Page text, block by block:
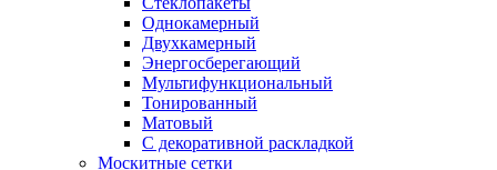
Однокамерный
Двухкамерный
Энергосберегающий
Мультифункциональный
Тонированный
Матовый
С декоративной раскладкой
Москитные сетки